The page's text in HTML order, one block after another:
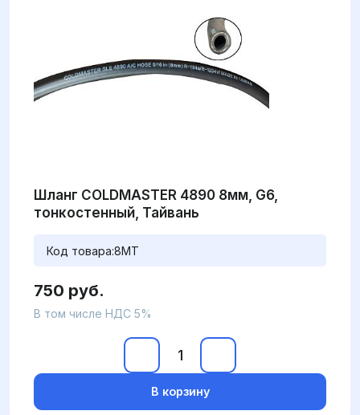
Шланг COLDMASTER 4890 8мм, G6,
тонкостенный, Тайвань
Код товара:8MT
750 руб.
В том числе НДС 5%
В корзину